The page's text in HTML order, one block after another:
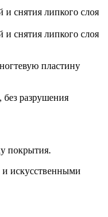
пластину
без разрушения
покрытия.
искусственными